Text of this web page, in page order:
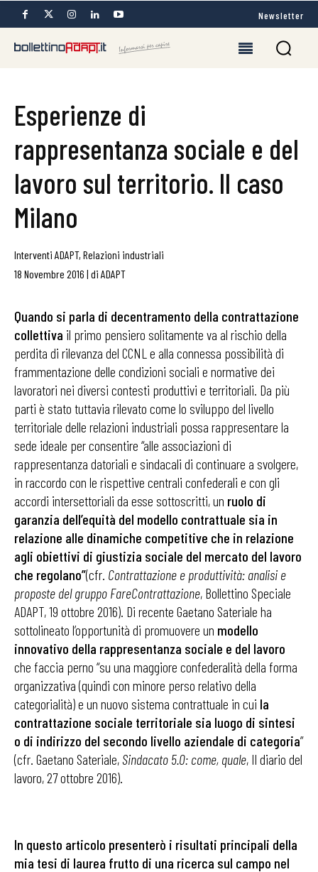
Newsletter
Esperienze di
rappresentanza sociale e del
lavoro sul territorio. Il caso
Milano
Interventi ADAPT, Relazioni industriali
18 Novembre 2016 | di ADAPT
Quando si parla di decentramento della contrattazione
collettiva il primo pensiero solitamente va al rischio della
perdita di rilevanza del CCNL e alla connessa possibilità di
frammentazione delle condizioni sociali e normative dei
lavoratori nei diversi contesti produttivi e territoriali. Da più
parti è stato tuttavia rilevato come lo sviluppo del livello
territoriale delle relazioni industriali possa rappresentare la
sede ideale per consentire “alle associazioni di
rappresentanza datoriali e sindacali di continuare a svolgere,
in raccordo con le rispettive centrali confederali e con gli
accordi intersettoriali da esse sottoscritti, un ruolo di
garanzia dell’equità del modello contrattuale sia in
relazione alle dinamiche competitive che in relazione
agli obiettivi di giustizia sociale del mercato del lavoro
che regolano”(cfr. Contrattazione e produttività: analisi e
proposte del gruppo FareContrattazione, Bollettino Speciale
ADAPT, 19 ottobre 2016). Di recente Gaetano Sateriale ha
sottolineato l’opportunità di promuovere un modello
innovativo della rappresentanza sociale e del lavoro
che faccia perno “su una maggiore confederalità della forma
organizzativa (quindi con minore perso relativo della
categorialità) e un nuovo sistema contrattuale in cui la
contrattazione sociale territoriale sia luogo di sintesi
o di indirizzo del secondo livello aziendale di categoria”
(cfr. Gaetano Sateriale, Sindacato 5.0: come, quale, Il diario del
lavoro, 27 ottobre 2016).
In questo articolo presenterò i risultati principali della
mia tesi di laurea frutto di una ricerca sul campo nel